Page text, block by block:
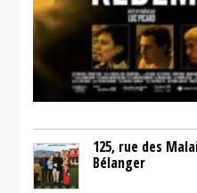
125, rue des
Bélanger